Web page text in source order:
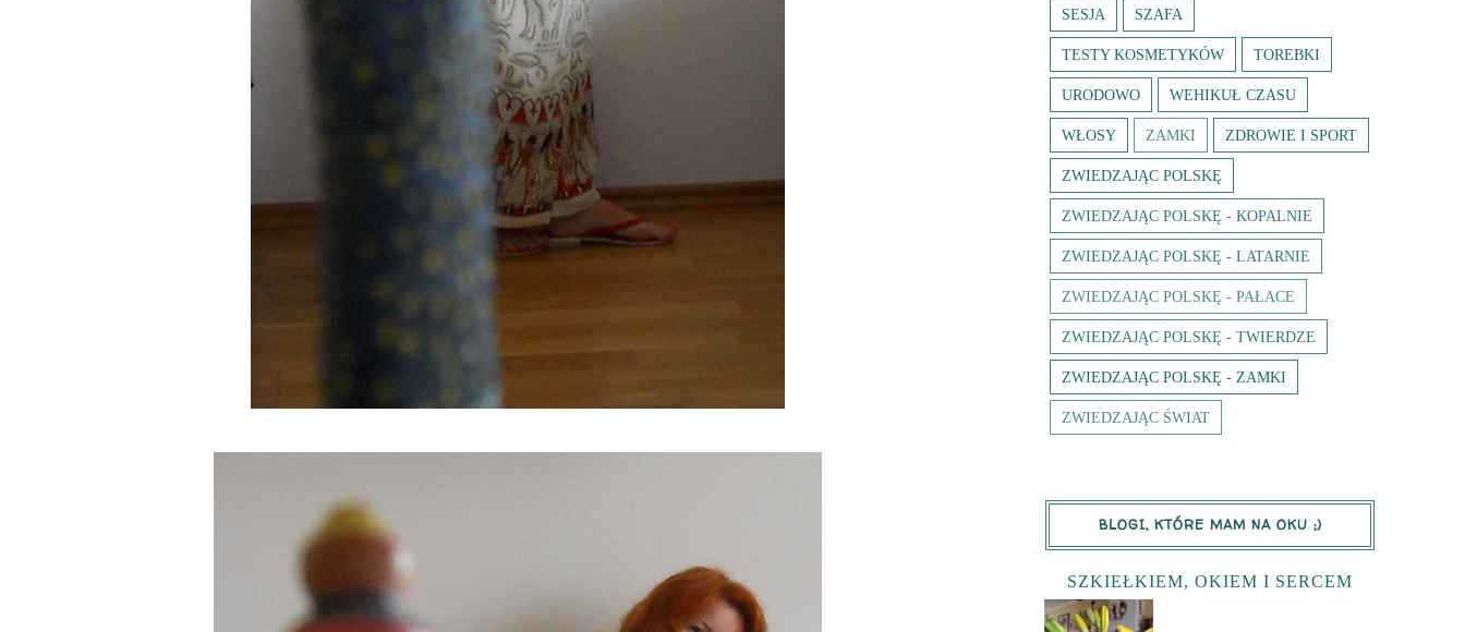
SESJA SZAFA
TESTY KOSMETYKÓW TOREBKI
URODOWO WEHIKUŁ CZASU
WŁOSY ZAMKI ZDROWIE I SPORT
ZWIEDZAJĄC POLSKĘ
ZWIEDZAJĄC POLSKĘ - KOPALNIE
ZWIEDZAJĄC POLSKĘ - LATARNIE
ZWIEDZAJĄC POLSKĘ - PAŁACE
ZWIEDZAJĄC POLSKĘ - TWIERDZE
ZWIEDZAJĄC POLSKĘ - ZAMKI
ZWIEDZAJĄC ŚWIAT
BLOGI, KTÓRE MAM NA OKU ;)
SZKIEŁKIEM, OKIEM I SERCEM